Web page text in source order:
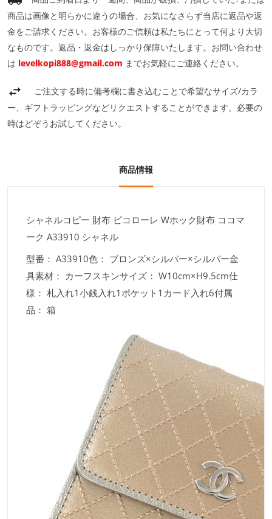
商品は画像と明らかに違うの場合、お気になさらず当店に返品や返
金をご請求ください。お客様のご信頼は私たちにとって何より大切
なものです。返品・返金はしっかり保障いたします。お問い合わせ
は levelkopi888@gmail.com までお気軽にご連絡ください。
ご注文する時に備考欄に書き込むことで希望なサイズ/カラ
ー、ギフトラッピングなどリクエストすることができます。必要の
時はどぞうお試してください。
商品情報
シャネルコピー 財布 ビコローレ Wホック財布 ココマ
ーク A33910 シャネル
型番： A33910色： ブロンズ×シルバー×シルバー金
具素材： カーフスキンサイズ： W10cm×H9.5cm仕
様： 札入れ1小銭入れ1ポケット1カード入れ6付属
品： 箱